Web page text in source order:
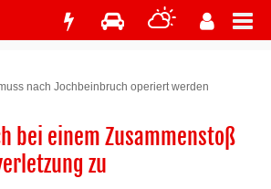
nach Jochbeinbruch operiert werden
bei einem Zusammenstoß
zu